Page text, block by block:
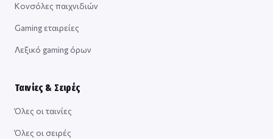
Κονσόλες παιχνιδιών
Gaming εταιρείες
Λεξικό gaming όρων
Ταινίες & Σειρές
Όλες οι ταινίες
Όλες οι σειρές